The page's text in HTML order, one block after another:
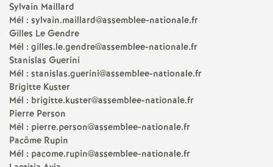
s
E
n
Sylvain Maillard
Mél : sylvain.maillard@assemblee-nationale.fr
Gilles Le Gendre
Mél : gilles.le.gendre@assemblee-nationale.fr
Stanislas Guerini
Mél : stanislas.guerini@assemblee-nationale.fr
Brigitte Kuster
Mél : brigitte.kuster@assemblee-nationale.fr
Pierre Person
Mél : pierre.person@assemblee-nationale.fr
Pacôme Rupin
Mél : pacome.rupin@assemblee-nationale.fr